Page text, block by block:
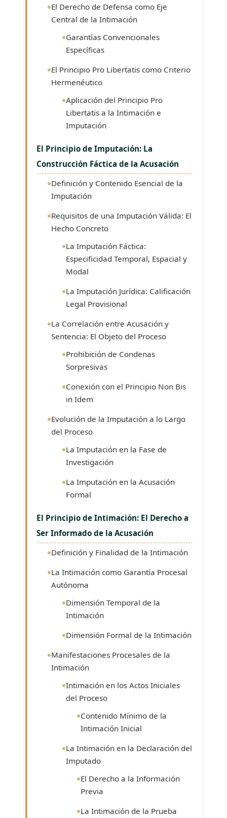
El Derecho de Defensa como Eje
Central de la Intimación
Garantías Convencionales
Específicas
El Principio Pro Libertatis como Criterio
Hermenéutico
Aplicación del Principio Pro
Libertatis a la Intimación e
Imputación
El Principio de Imputación: La
Construcción Fáctica de la Acusación
Definición y Contenido Esencial de la
Imputación
Requisitos de una Imputación Válida: El
Hecho Concreto
La Imputación Fáctica:
Especificidad Temporal, Espacial y
Modal
La Imputación Jurídica: Calificación
Legal Provisional
La Correlación entre Acusación y
Sentencia: El Objeto del Proceso
Prohibición de Condenas
Sorpresivas
Conexión con el Principio Non Bis
in Idem
Evolución de la Imputación a lo Largo
del Proceso
La Imputación en la Fase de
Investigación
La Imputación en la Acusación
Formal
El Principio de Intimación: El Derecho a
Ser Informado de la Acusación
Definición y Finalidad de la Intimación
La Intimación como Garantía Procesal
Autónoma
Dimensión Temporal de la
Intimación
Dimensión Formal de la Intimación
Manifestaciones Procesales de la
Intimación
Intimación en los Actos Iniciales
del Proceso
Contenido Mínimo de la
Intimación Inicial
La Intimación en la Declaración del
Imputado
El Derecho a la Información
Previa
La Intimación de la Prueba